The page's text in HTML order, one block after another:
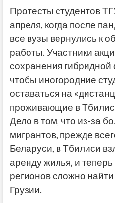
Протесты студентов
апреля, когда после
все вузы вернулись к
работы. Участники
сохранения
чтобы иногородние
оставаться на
проживающие в
Дело в том, что из-за
мигрантов, прежде
Беларуси, в Тбилиси
аренду жилья, и теперь
регионов сложно
Грузии.